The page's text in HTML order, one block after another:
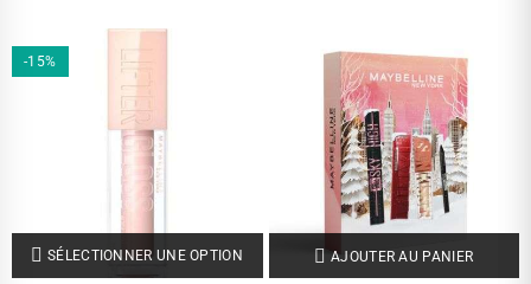
-15%
SÉLECTIONNER UNE OPTION AJOUTER AU PANIER